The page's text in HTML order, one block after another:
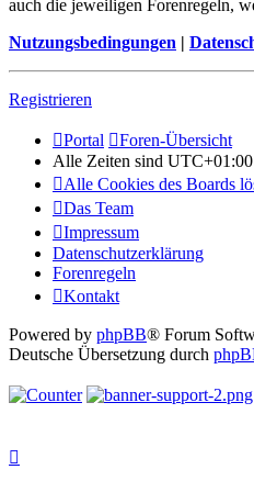
auch die jeweiligen Forenregeln,
Nutzungsbedingungen |
Registrieren
Portal
Foren-Übersicht
Alle Zeiten sind UTC+01:00
Alle Cookies des Boards
Das Team
Impressum
Datenschutzerklärung
Forenregeln
Kontakt
Powered by phpBB® Forum
Deutsche Übersetzung durch